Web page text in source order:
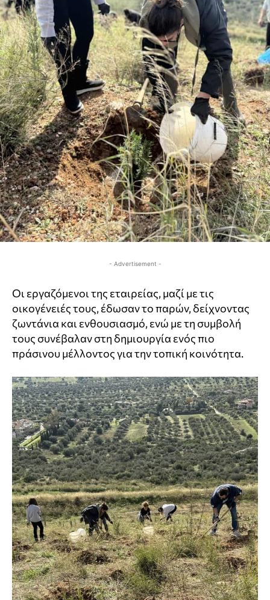
- Advertisement -
Οι εργαζόμενοι της εταιρείας, μαζί με τις
οικογένειές τους, έδωσαν το παρών, δείχνοντας
ζωντάνια και ενθουσιασμό, ενώ με τη συμβολή
τους συνέβαλαν στη δημιουργία ενός πιο
πράσινου μέλλοντος για την τοπική κοινότητα.